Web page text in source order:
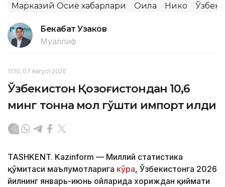
Марказий Осиё хабарлари Оила Никоҳ
Бекабат Узаков
Муаллиф
11:10, 07 Август 2026
Ўзбекистон Қозоғистондан 10,6
минг тонна мол гўшти импорт қилди
TASHKENT. Kazinform — Миллий статистика
қўмитаси маълумотларига кўра, Ўзбекистонга 2026
йилнинг январь-июнь ойларида хориждан қиймати